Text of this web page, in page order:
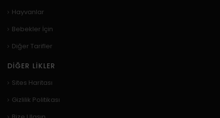
Hayvanlar
Bebekler İçin
Diğer Tarifler
DIĞER LIKLER
Sites Haritası
Gizlilik Politikası